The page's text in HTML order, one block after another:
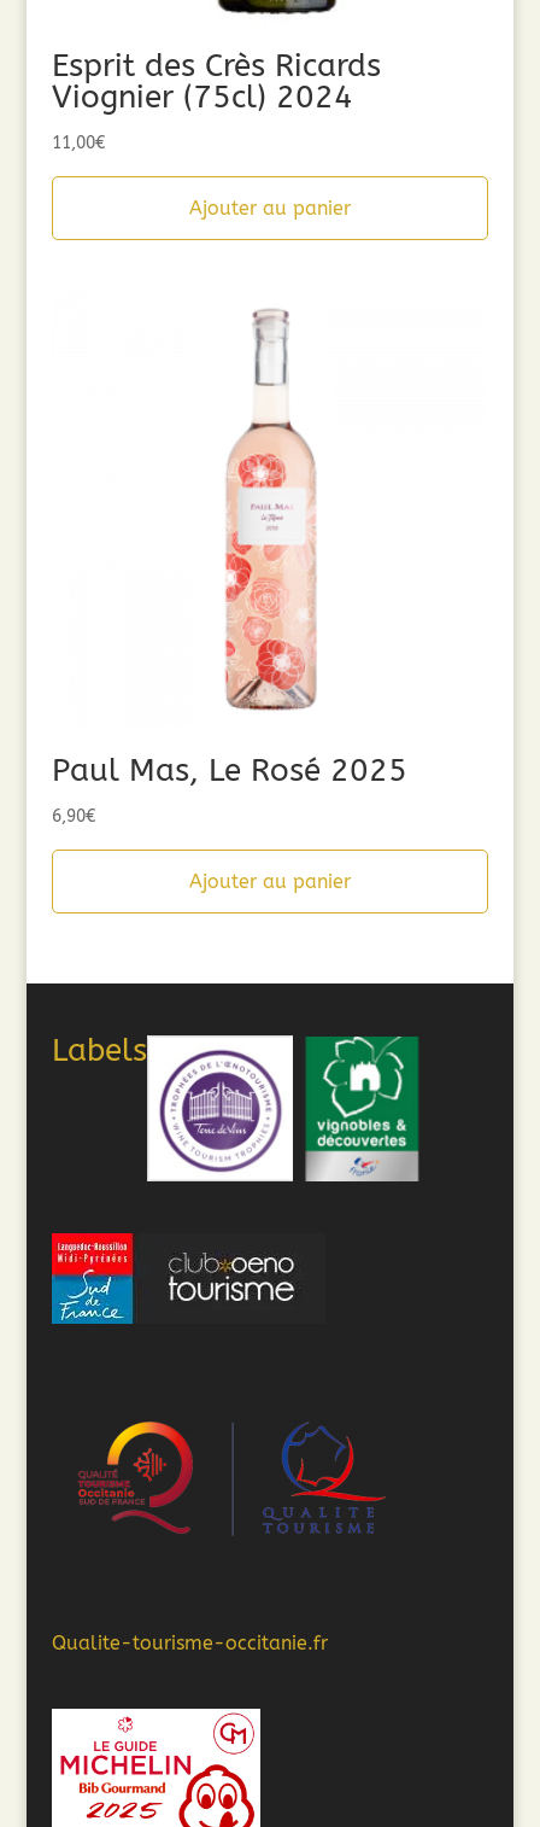
Esprit des Crès Ricards
Viognier (75cl) 2024
11,00€
Ajouter au panier
Paul Mas, Le Rosé 2025
6,90€
Ajouter au panier
Labels
Qualite-tourisme-occitanie.fr